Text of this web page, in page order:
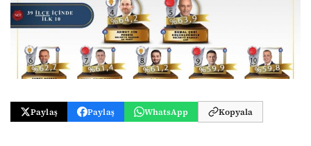
Paylaş Paylaş WhatsApp Kopyala